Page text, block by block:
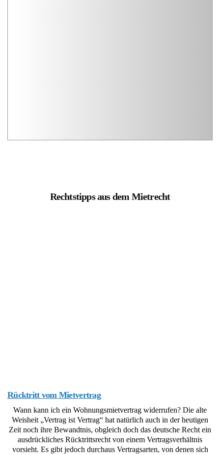
Rechtstipps aus dem Mietrecht
Rücktritt vom Mietvertrag
Wann kann ich ein Wohnungsmietvertrag widerrufen? Die alte
Weisheit „Vertrag ist Vertrag“ hat natürlich auch in der heutigen
Zeit noch ihre Bewandtnis, obgleich doch das deutsche Recht ein
ausdrückliches Rücktrittsrecht von einem Vertragsverhältnis
vorsieht. Es gibt jedoch durchaus Vertragsarten, von denen sich